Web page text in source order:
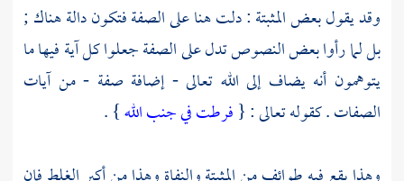
وقد يقول بعض المثبتة : دلت هنا على الصفة فتكون دالة هناك ;
بل لما رأوا بعض النصوص تدل على الصفة جعلوا كل آية فيها ما
يتوهمون أنه يضاف إلى الله تعالى - إضافة صفة - من آيات
الصفات . كقوله تعالى : {فرطت في جنب الله} .